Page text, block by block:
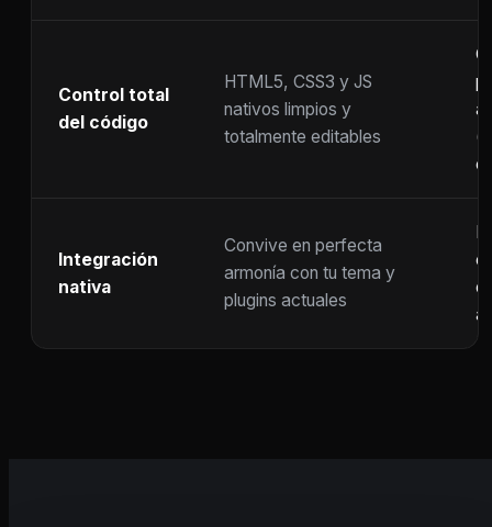
Control total
del código
HTML5, CSS3 y JS
nativos limpios y
totalmente editables
Integración
nativa
Convive en perfecta
armonía con tu tema y
plugins actuales